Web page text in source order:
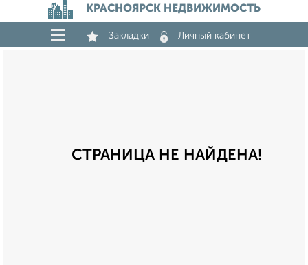
КРАСНОЯРСК НЕДВИЖИМОСТЬ
Закладки Личный кабинет
СТРАНИЦА НЕ НАЙДЕНА!